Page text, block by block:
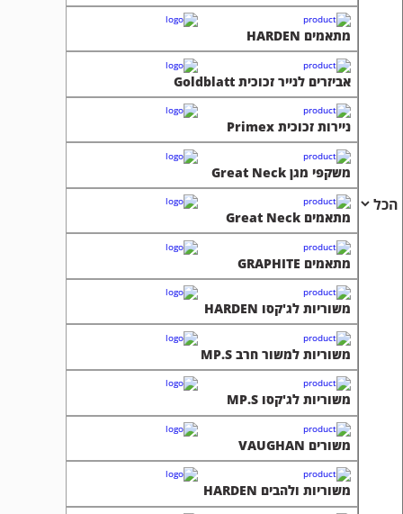
מתאמים HARDEN
אביזרים לנייר זכוכית Goldblatt
ניירות זכוכית Primex
משקפי מגן Great Neck
מתאמים Great Neck
מתאמים GRAPHITE
משוריות לג'קסו HARDEN
משוריות למשור חרב MP.S
משוריות לג'קסו MP.S
משורים VAUGHAN
משוריות ולהבים HARDEN